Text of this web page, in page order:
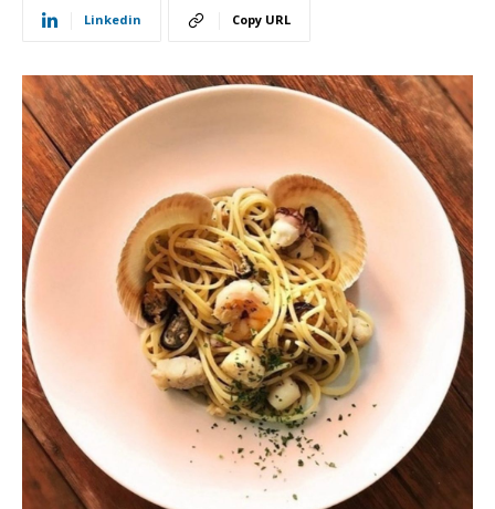
Linkedin Copy URL